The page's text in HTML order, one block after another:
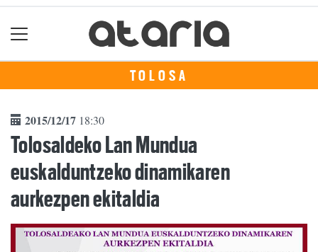
TOLOSA
2015/12/17 18:30
Tolosaldeko Lan Mundua
euskalduntzeko dinamikaren
aurkezpen ekitaldia